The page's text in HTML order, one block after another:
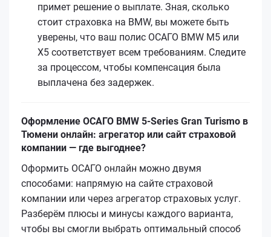
примет решение о выплате. Зная, сколько
стоит страховка на BMW, вы можете быть
уверены, что ваш полис ОСАГО BMW M5 или
X5 соответствует всем требованиям. Следите
за процессом, чтобы компенсация была
выплачена без задержек.
Оформление ОСАГО BMW 5-Series Gran Turismo в
Тюмени онлайн: агрегатор или сайт страховой
компании — где выгоднее?
Оформить ОСАГО онлайн можно двумя
способами: напрямую на сайте страховой
компании или через агрегатор страховых услуг.
Разберём плюсы и минусы каждого варианта,
чтобы вы смогли выбрать оптимальный способ